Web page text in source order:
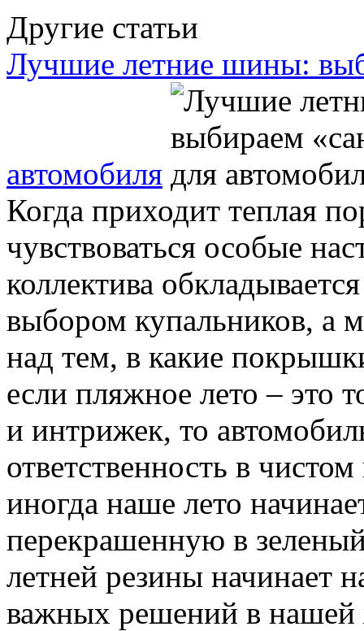
Другие статьи
Лучшие летние шины:
автомобиля
Когда приходит теплая
чувствоваться особые
коллектива
выбором купальников, а
над тем, в какие
если пляжное лето – это
и интрижек, то
ответственность в
иногда наше лето
перекрашенную в
летней резины начинает
важных решений в нашей